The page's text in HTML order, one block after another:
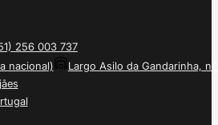
256 003 737
nacional)
Largo Asilo da Gandarinha, nº